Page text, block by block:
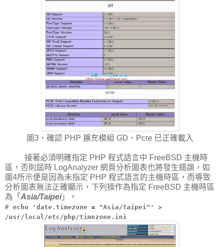
圖3、確認 PHP 擴充模組 GD、Pcre 已正確載入
接著必須明確指定 PHP 程式語言中 FreeBSD 主機時
區，否則屆時 LogAnalyzer 網頁分析圖表也將發生錯誤，如
圖4所示便是因為未指定 PHP 程式語言的主機時區，而導致
分析圖表無法正確顯示，下列操作為指定 FreeBSD 主機時區
為「 Asia/Taipei」。
# echo 'date.timezone = "Asia/Taipei"' >
/usr/local/etc/php/timezone.ini